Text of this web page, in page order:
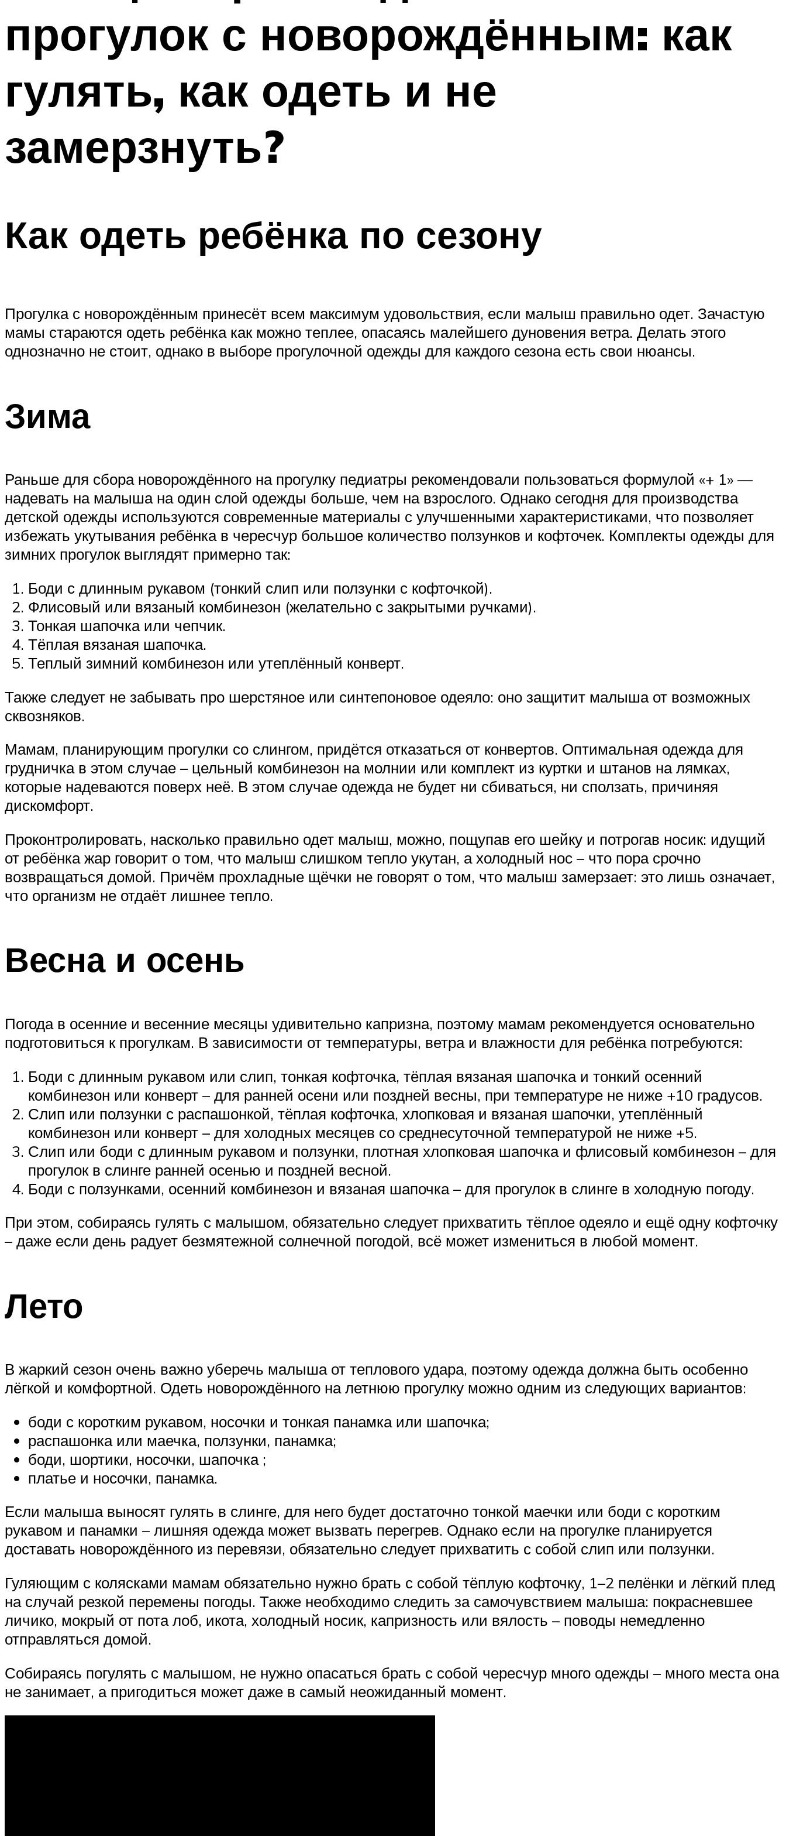
прогулок с новорождённым: как
гулять, как одеть и не
замерзнуть?
Как одеть ребёнка по сезону
Прогулка с новорождённым принесёт всем максимум удовольствия, если малыш правильно одет. Зачастую
мамы стараются одеть ребёнка как можно теплее, опасаясь малейшего дуновения ветра. Делать этого
однозначно не стоит, однако в выборе прогулочной одежды для каждого сезона есть свои нюансы.
Зима
Раньше для сбора новорождённого на прогулку педиатры рекомендовали пользоваться формулой «+ 1» —
надевать на малыша на один слой одежды больше, чем на взрослого. Однако сегодня для производства
детской одежды используются современные материалы с улучшенными характеристиками, что позволяет
избежать укутывания ребёнка в чересчур большое количество ползунков и кофточек. Комплекты одежды для
зимних прогулок выглядят примерно так:
Боди с длинным рукавом (тонкий слип или ползунки с кофточкой).
Флисовый или вязаный комбинезон (желательно с закрытыми ручками).
Тонкая шапочка или чепчик.
Тёплая вязаная шапочка.
Теплый зимний комбинезон или утеплённый конверт.
Также следует не забывать про шерстяное или синтепоновое одеяло: оно защитит малыша от возможных
сквозняков.
Мамам, планирующим прогулки со слингом, придётся отказаться от конвертов. Оптимальная одежда для
грудничка в этом случае – цельный комбинезон на молнии или комплект из куртки и штанов на лямках,
которые надеваются поверх неё. В этом случае одежда не будет ни сбиваться, ни сползать, причиняя
дискомфорт.
Проконтролировать, насколько правильно одет малыш, можно, пощупав его шейку и потрогав носик: идущий
от ребёнка жар говорит о том, что малыш слишком тепло укутан, а холодный нос – что пора срочно
возвращаться домой. Причём прохладные щёчки не говорят о том, что малыш замерзает: это лишь означает,
что организм не отдаёт лишнее тепло.
Весна и осень
Погода в осенние и весенние месяцы удивительно капризна, поэтому мамам рекомендуется основательно
подготовиться к прогулкам. В зависимости от температуры, ветра и влажности для ребёнка потребуются:
Боди с длинным рукавом или слип, тонкая кофточка, тёплая вязаная шапочка и тонкий осенний
комбинезон или конверт – для ранней осени или поздней весны, при температуре не ниже +10 градусов.
Слип или ползунки с распашонкой, тёплая кофточка, хлопковая и вязаная шапочки, утеплённый
комбинезон или конверт – для холодных месяцев со среднесуточной температурой не ниже +5.
Слип или боди с длинным рукавом и ползунки, плотная хлопковая шапочка и флисовый комбинезон – для
прогулок в слинге ранней осенью и поздней весной.
Боди с ползунками, осенний комбинезон и вязаная шапочка – для прогулок в слинге в холодную погоду.
При этом, собираясь гулять с малышом, обязательно следует прихватить тёплое одеяло и ещё одну кофточку
– даже если день радует безмятежной солнечной погодой, всё может измениться в любой момент.
Лето
В жаркий сезон очень важно уберечь малыша от теплового удара, поэтому одежда должна быть особенно
лёгкой и комфортной. Одеть новорождённого на летнюю прогулку можно одним из следующих вариантов:
боди с коротким рукавом, носочки и тонкая панамка или шапочка;
распашонка или маечка, ползунки, панамка;
боди, шортики, носочки, шапочка ;
платье и носочки, панамка.
Если малыша выносят гулять в слинге, для него будет достаточно тонкой маечки или боди с коротким
рукавом и панамки – лишняя одежда может вызвать перегрев. Однако если на прогулке планируется
доставать новорождённого из перевязи, обязательно следует прихватить с собой слип или ползунки.
Гуляющим с колясками мамам обязательно нужно брать с собой тёплую кофточку, 1–2 пелёнки и лёгкий плед
на случай резкой перемены погоды. Также необходимо следить за самочувствием малыша: покрасневшее
личико, мокрый от пота лоб, икота, холодный носик, капризность или вялость – поводы немедленно
отправляться домой.
Собираясь погулять с малышом, не нужно опасаться брать с собой чересчур много одежды – много места она
не занимает, а пригодиться может даже в самый неожиданный момент.